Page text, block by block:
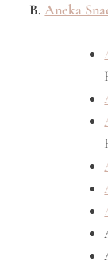
B.Aneka